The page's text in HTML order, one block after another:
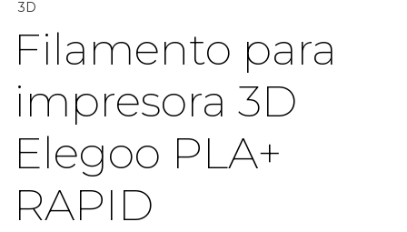
Filamento para
impresora 3D
Elegoo PLA+
RAPID